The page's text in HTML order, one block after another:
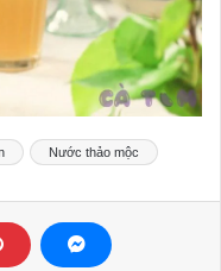
Nước thảo mộc